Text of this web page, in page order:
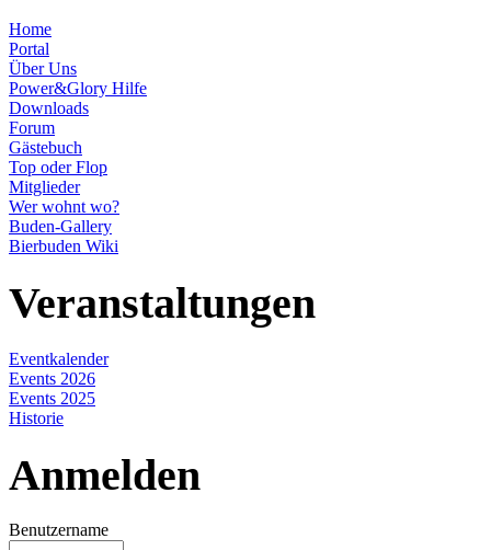
Home
Portal
Über Uns
Power&Glory Hilfe
Downloads
Forum
Gästebuch
Top oder Flop
Mitglieder
Wer wohnt wo?
Buden-Gallery
Bierbuden Wiki
Veranstaltungen
Eventkalender
Events 2026
Events 2025
Historie
Anmelden
Benutzername